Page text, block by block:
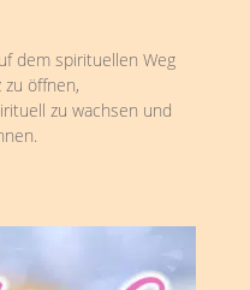
dem spirituellen Weg
öffnen,
zu wachsen und